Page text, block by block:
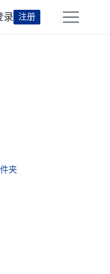
录 注册
夹